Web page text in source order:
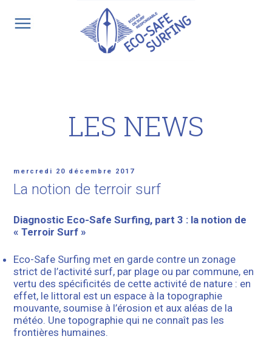
LES NEWS
Publié
le
mercredi 20 décembre 2017
La notion de terroir surf
Diagnostic Eco-Safe Surfing, part 3 : la notion de
« Terroir Surf »
Eco-Safe Surfing met en garde contre un zonage
strict de l’activité surf, par plage ou par commune, en
vertu des spécificités de cette activité de nature : en
effet, le littoral est un espace à la topographie
mouvante, soumise à l’érosion et aux aléas de la
météo. Une topographie qui ne connaît pas les
frontières humaines.